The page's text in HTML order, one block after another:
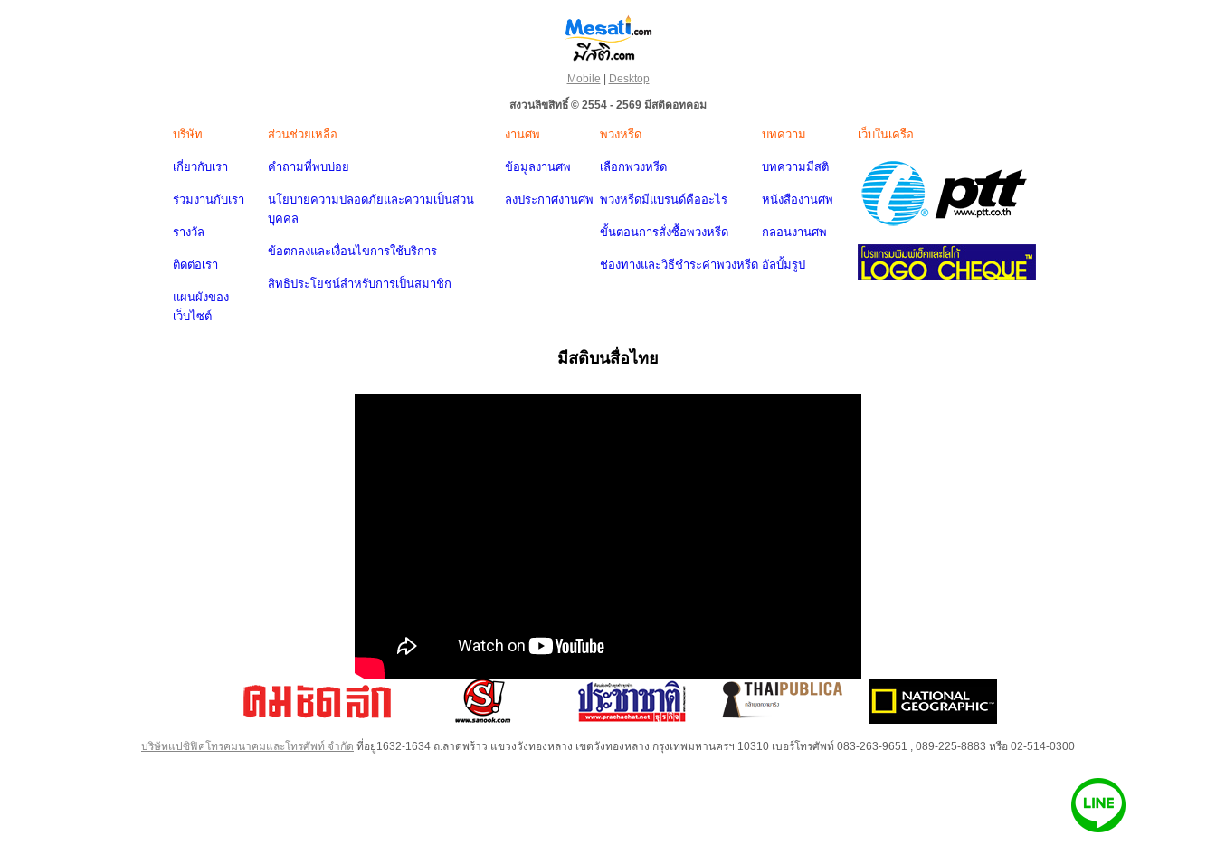
Mobile | Desktop
สงวนลิขสิทธิ์ © 2554 - 2569 มีสติดอทคอม
บริษัท
เกี่ยวกับเรา
ร่วมงานกับเรา
รางวัล
ติดต่อเรา
แผนผังของ
เว็บไซต์
ส่วนช่วยเหลือ
คำถามที่พบบ่อย
นโยบายความปลอดภัยและความเป็นส่วน
บุคคล
ข้อตกลงและเงื่อนไขการใช้บริการ
สิทธิประโยชน์สำหรับการเป็นสมาชิก
งานศพ
ข้อมูลงานศพ
ลงประกาศงานศพ
พวงหรีด
เลือกพวงหรีด
พวงหรีดมีแบรนด์คืออะไร
ขั้นตอนการสั่งซื้อพวงหรีด
ช่องทางและวิธีชำระค่าพวงหรีด
บทความ
บทความมีสติ
หนังสืองานศพ
กลอนงานศพ
อัลบั้มรูป
เว็บในเครือ
มีสติบนสื่อไทย
บริษัทแปซิฟิคโทรคมนาคมและโทรศัพท์ จำกัด ที่อยู่1632-1634 ถ.ลาดพร้าว แขวงวังทองหลาง เขตวังทองหลาง กรุงเทพมหานครฯ 10310 เบอร์โทรศัพท์ 083-263-9651 , 089-225-8883 หรือ 02-514-0300